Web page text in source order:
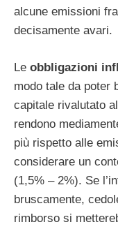
alcune emissioni
decisamente avari.
Le obbligazioni
modo tale da poter
capitale rivalutato
rendono
più rispetto alle
considerare un
(1,5% – 2%). Se
bruscamente,
rimborso si